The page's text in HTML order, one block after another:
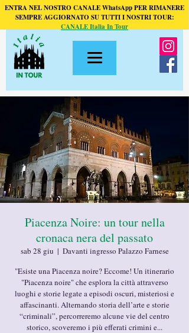
ENTRA NEL NOSTRO CANALE WhatsApp PER RIMANERE
SEMPRE AGGIORNATO SU TUTTI I NOSTRI TOUR:
CANALE Italia In Tour
Piacenza Noire: un tour nella
cronaca nera del passato
sab 28 giu
  |
Davanti ingresso Palazzo Farnese
"Esiste una Piacenza noire? Eccome! Un itinerario
"Piacenza noire" che esplora la città attraverso
luoghi e storie legate a episodi oscuri, misteriosi e
affascinanti. Alternando storia dell’arte e storie
“criminali”, percorreremo alcune vie del centro
storico, scoveremo i più efferati crimini e...